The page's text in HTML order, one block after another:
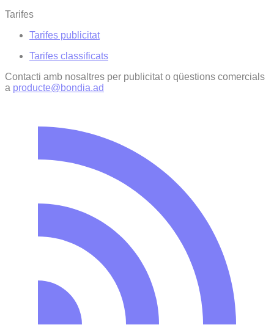
Tarifes
Tarifes publicitat
Tarifes classificats
Contacti amb nosaltres per publicitat o qüestions comercials
a producte@bondia.ad